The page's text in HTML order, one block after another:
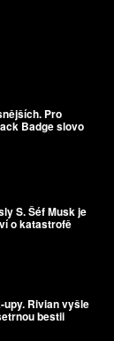
Pro
Badge slovo
S. Šéf Musk je
o katastrofě
Rivian vyšle
bestii